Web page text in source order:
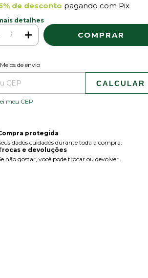
de desconto pagando com Pix
detalhes
para o CEP:
Meios de envio
CALCULAR
meu CEP
protegida
dados cuidados durante toda a compra.
e devoluções
não gostar, você pode trocar ou devolver.